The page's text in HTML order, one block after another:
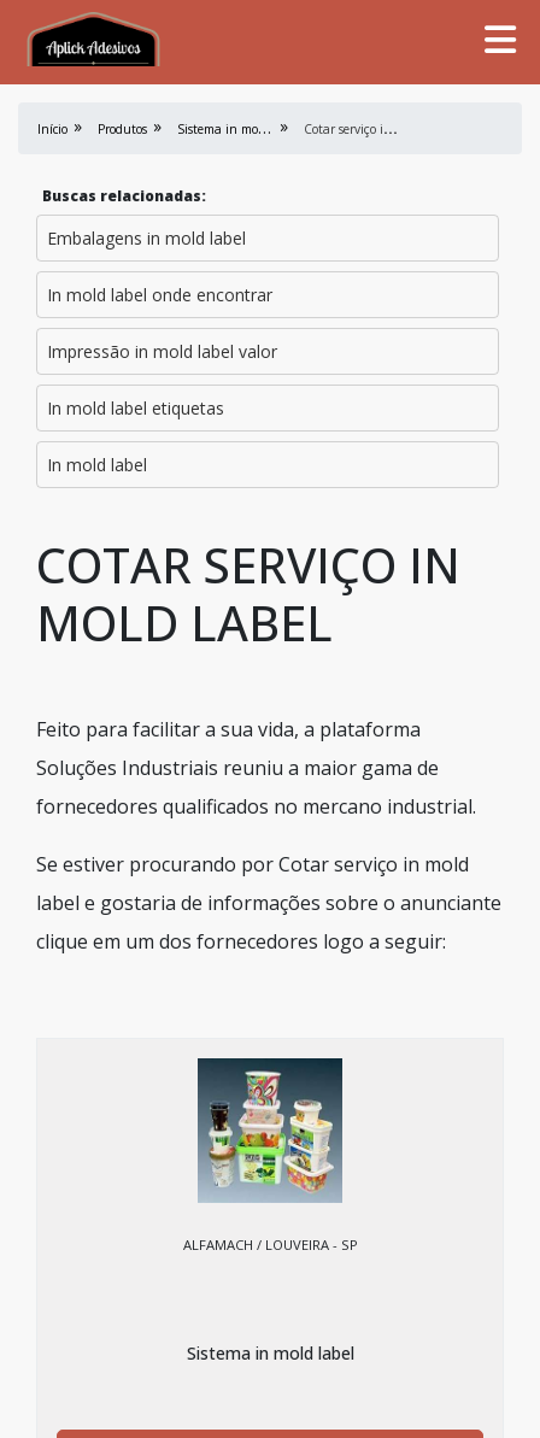
Início Produtos S
istema in mold label C
otar serviço in mold label
Buscas relacionadas:
Embalagens in mold label
In mold label onde encontrar
Impressão in mold label valor
In mold label etiquetas
In mold label
COTAR SERVIÇO IN
MOLD LABEL
Feito para facilitar a sua vida, a plataforma
Soluções Industriais reuniu a maior gama de
fornecedores qualificados no mercano industrial.
Se estiver procurando por Cotar serviço in mold
label e gostaria de informações sobre o anunciante
clique em um dos fornecedores logo a seguir:
ALFAMACH / LOUVEIRA - SP
Sistema in mold label